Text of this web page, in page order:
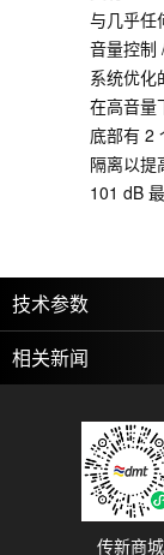
与几乎任
音量控制
系统优化
在高音量
底部有 2
隔离以提
101 dB
技术参数
相关新闻
传新商城